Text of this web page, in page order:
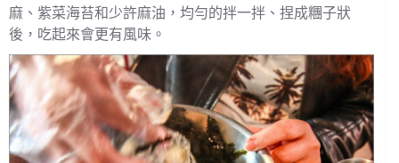
麻、紫菜海苔和少許麻油，均勻的拌一拌、捏成糰子狀
後，吃起來會更有風味。